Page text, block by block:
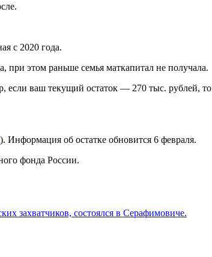
с 2020 года.
этом раньше семья маткапитал не получала.
если ваш текущий остаток — 270 тыс. рублей,
). Информация об остатке обновится 6 февраля.
фонда России.
захватчиков, состоялся в Серафимовиче.